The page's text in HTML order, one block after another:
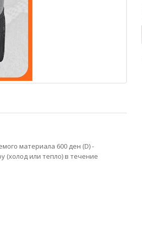
материала 600 ден (D) -
(холод или тепло) в течение